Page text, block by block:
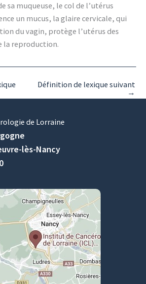
sa muqueuse, le col de l’utérus
un mucus, la glaire cervicale, qui
du vagin, protège l’utérus des
la reproduction.
Définition de lexique suivant
→
de Lorraine
lès-Nancy